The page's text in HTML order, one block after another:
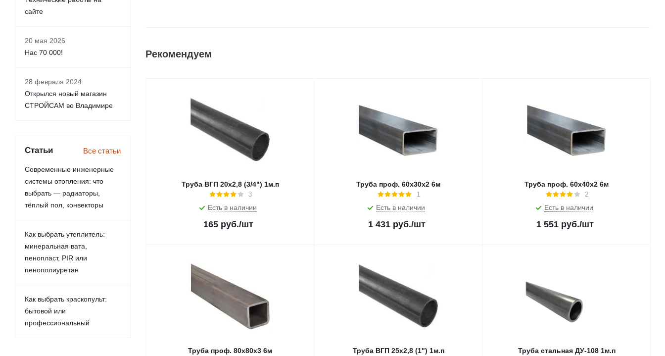
Рекомендуем
Труба ВГП 20х2,8 (3/4") 1м.п
3
Есть в наличии
165 руб./шт
Труба проф. 60х30х2 6м
1
Есть в наличии
1 431руб./шт
Труба проф. 60х40х2 6м
2
Есть в наличии
1 551руб./шт
Труба проф. 80х80х3 6м Труба ВГП 25х2,8 (1") 1м.п Труба стальная ДУ-108 1м.п
сайте
20 мая 2026
Нас 70 000!
28 февраля 2024
Открылся новый магазин
СТРОЙСАМ во Владимире
Статьи Все статьи
Современные инженерные
системы отопления: что
выбрать — радиаторы,
тёплый пол, конвекторы
Как выбрать утеплитель:
минеральная вата,
пенопласт, PIR или
пенополиуретан
Как выбрать краскопульт:
бытовой или
профессиональный